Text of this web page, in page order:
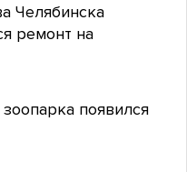
Челябинска
ремонт на
появился